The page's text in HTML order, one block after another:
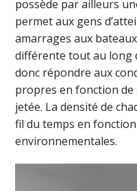
possède par ailleurs
permet aux gens
amarrages aux
différente tout au long
donc répondre aux
propres en fonction
jetée. La densité de
fil du temps en
environnementales.